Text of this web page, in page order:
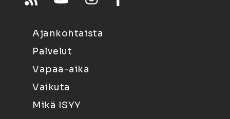
Ajankohtaista
Palvelut
Vapaa-aika
Vaikuta
Mikä ISYY